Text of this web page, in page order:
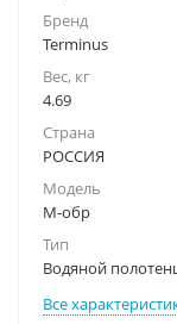
Бренд
Terminus
Вес, кг
4.69
Страна
РОССИЯ
Модель
М-обр
Тип
Водяной
Все